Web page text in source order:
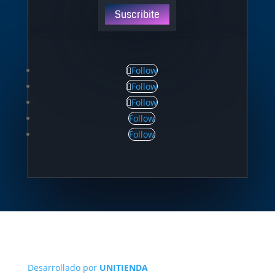
Suscribite
Follow
Follow
Follow
Follow
Follow
Desarrollado por UNITIENDA